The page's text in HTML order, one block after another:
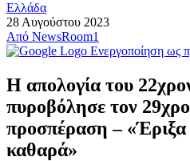
Ελλάδα
28 Αυγούστου 2023
Από NewsRoom1
Ενεργοποίηση ως
Η απολογία του
πυροβόλησε τον
προσπέραση –
καθαρά»